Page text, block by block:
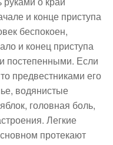
и конце приступа
беспокоен,
и конец приступа
постепенными. Если
предвестниками его
водянистые
головная боль,
Легкие
протекают